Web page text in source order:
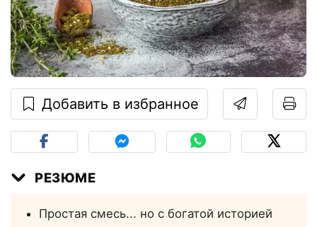
Добавить в избранное
РЕЗЮМЕ
Простая смесь... но с богатой историей